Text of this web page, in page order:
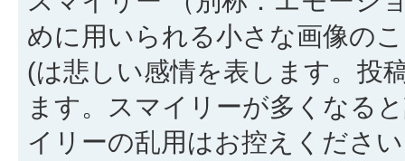
めに用いられる小さな画像の
(は悲しい感情を表します。投
ます。スマイリーが多くなる
イリーの乱用はお控えくださ